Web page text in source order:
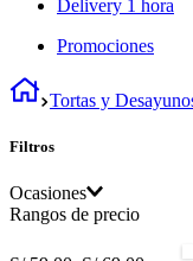
Delivery 1 hora
Promociones
Tortas y
Filtros
Ocasiones
Rangos de precio